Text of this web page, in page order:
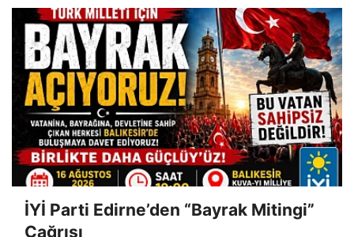
İYİ Parti Edirne’den “Bayrak Mitingi”
Çağrısı